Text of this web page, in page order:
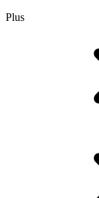
Plus